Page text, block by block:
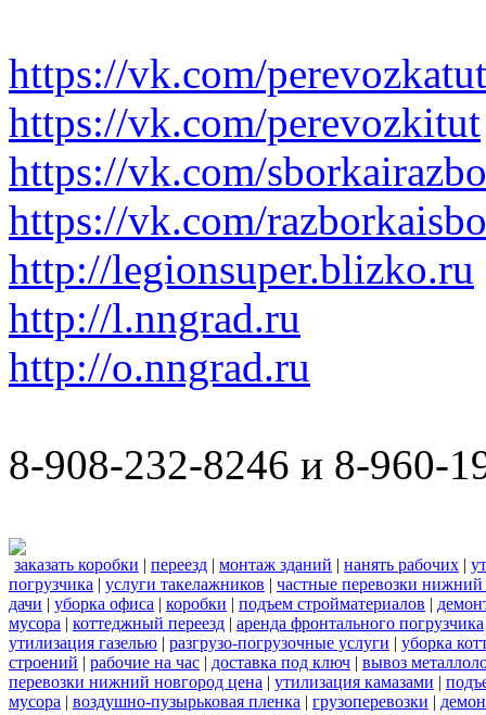
https://vk.com/perevozkatut
https://vk.com/perevozkitut
https://vk.com/
https://vk.com/
http://legionsuper.blizko.ru
http://l.nngrad.ru
http://o.nngrad.ru
8-908-232-8246 и 8-960-
заказать коробки | переезд | монтаж зданий | нанять рабочих |
погрузчика | услуги такелажников | частные перевозки нижний
дачи | уборка офиса | коробки | подъем стройматериалов |
мусора | коттеджный переезд | аренда фронтального погрузчика
утилизация газелью | разгрузо-погрузочные услуги | уборка
строений | рабочие на час | доставка под ключ | вывоз
перевозки нижний новгород цена | утилизация камазами |
мусора | воздушно-пузырьковая пленка | грузоперевозки |